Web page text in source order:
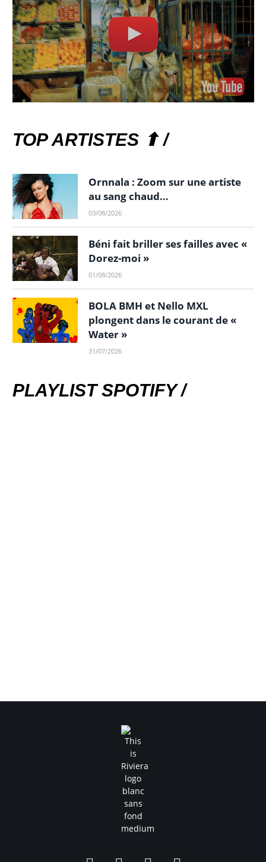
TOP ARTISTES ⬆ /
Ornnala : Zoom sur une artiste
au sang chaud…
03/08/2026
Béni fait briller ses failles avec «
Dorez-moi »
01/08/2026
BOLA BMH et Nello MXL
plongent dans le courant de «
Water »
31/07/2026
PLAYLIST SPOTIFY /